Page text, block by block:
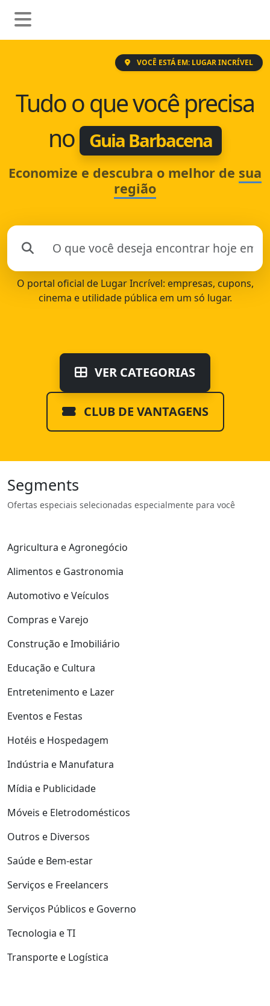
VOCÊ ESTÁ EM: LUGAR INCRÍVEL
Tudo o que você precisa
no
Guia Barbacena
Economize e descubra o melhor de sua
região
O portal oficial de Lugar Incrível: empresas, cupons,
cinema e utilidade pública em um só lugar.
VER CATEGORIAS
CLUB DE VANTAGENS
Segments
Ofertas especiais selecionadas especialmente para você
Agricultura e Agronegócio
Alimentos e Gastronomia
Automotivo e Veículos
Compras e Varejo
Construção e Imobiliário
Educação e Cultura
Entretenimento e Lazer
Eventos e Festas
Hotéis e Hospedagem
Indústria e Manufatura
Mídia e Publicidade
Móveis e Eletrodomésticos
Outros e Diversos
Saúde e Bem-estar
Serviços e Freelancers
Serviços Públicos e Governo
Tecnologia e TI
Transporte e Logística